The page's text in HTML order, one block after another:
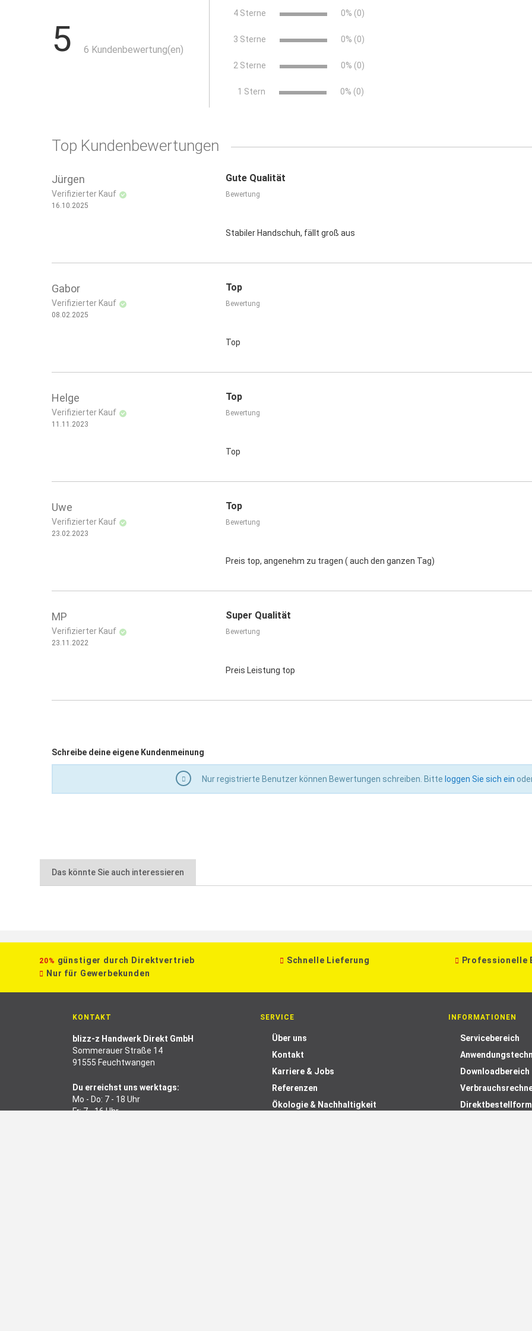
aus Naturlatex mit Baumwollfutter
5 6 Kundenbewertung(en)
4 Sterne 0% (0)
3 Sterne 0% (0)
2 Sterne 0% (0)
1 Stern 0% (0)
Top Kundenbewertungen
Jürgen
Verifizierter Kauf
16.10.2025
Gute Qualität
Bewertung
Stabiler Handschuh, fällt groß aus
Gabor
Verifizierter Kauf
08.02.2025
Top
Bewertung
Top
Helge
Verifizierter Kauf
11.11.2023
Top
Bewertung
Top
Uwe
Verifizierter Kauf
23.02.2023
Top
Bewertung
Preis top, angenehm zu tragen ( auch den ganzen Tag)
MP
Verifizierter Kauf
23.11.2022
Super Qualität
Bewertung
Preis Leistung top
Schreibe deine eigene Kundenmeinung
Nur registrierte Benutzer können Bewertungen schreiben. Bitte loggen Sie sich ein
Das könnte Sie auch interessieren
20% günstiger durch Direktvertrieb Schnelle Lieferung Professionelle
Nur für Gewerbekunden
KONTAKT
blizz-z Handwerk Direkt GmbH
Sommerauer Straße 14
91555 Feuchtwangen
Du erreichst uns werktags:
Mo - Do: 7 - 18 Uhr
Fr: 7 - 16 Uhr
SERVICE
Über uns
Kontakt
Karriere & Jobs
Referenzen
Ökologie & Nachhaltigkeit
INFORMATIONEN
Servicebereich
Downloadbereich